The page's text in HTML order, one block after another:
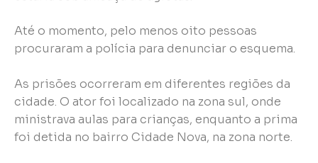
Até o momento, pelo menos oito pessoas
procuraram a polícia para denunciar o esquema.
As prisões ocorreram em diferentes regiões da
cidade. O ator foi localizado na zona sul, onde
ministrava aulas para crianças, enquanto a prima
foi detida no bairro Cidade Nova, na zona norte.